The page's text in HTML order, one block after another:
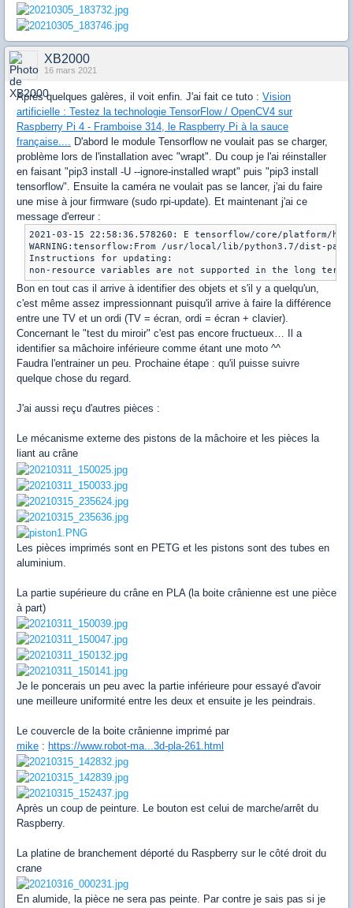
XB2000
16 mars 2021
Après quelques galères, il voit enfin. J'ai fait ce tuto : Vision
artificielle : Testez la technologie TensorFlow / OpenCV4 sur
Raspberry Pi 4 - Framboise 314, le Raspberry Pi à la sauce
française.... D'abord le module Tensorflow ne voulait pas se charger,
problème lors de l'installation avec "wrapt". Du coup je l'ai réinstaller
en faisant "pip3 install -U --ignore-installed wrapt" puis "pip3 install
tensorflow". Ensuite la caméra ne voulait pas se lancer, j'ai du faire
une mise à jour firmware (sudo rpi-update). Et maintenant j'ai ce
message d'erreur :
2021-03-15 22:58:36.578260: E tensorflow/core/platform/
WARNING:tensorflow:From /usr/local/lib/python3.7/dist-
Instructions for updating:
non-resource variables are not supported in the long term
Bon en tout cas il arrive à identifier des objets et s'il y a quelqu'un,
c'est même assez impressionnant puisqu'il arrive à faire la différence
entre une TV et un ordi (TV = écran, ordi = écran + clavier).
Concernant le "test du miroir" c'est pas encore fructueux… Il a
identifier sa mâchoire inférieure comme étant une moto ^^
Faudra l'entrainer un peu. Prochaine étape : qu'il puisse suivre
quelque chose du regard.
J'ai aussi reçu d'autres pièces :
Le mécanisme externe des pistons de la mâchoire et les pièces la
liant au crâne
Les pièces imprimés sont en PETG et les pistons sont des tubes en
aluminium.
La partie supérieure du crâne en PLA (la boite crânienne est une pièce
à part)
Je le poncerais un peu avec la partie inférieure pour essayé d'avoir
une meilleure uniformité entre les deux et ensuite je les peindrais.
Le couvercle de la boite crânienne imprimé par
mike : https://www.robot-ma...3d-pla-261.html
Après un coup de peinture. Le bouton est celui de marche/arrêt du
Raspberry.
La platine de branchement déporté du Raspberry sur le côté droit du
crane
En alumide, la pièce ne sera pas peinte. Par contre je sais pas si je